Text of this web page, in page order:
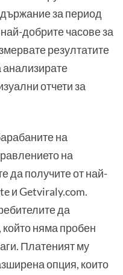
за период
добрите часове за
резултатите
анализирате
отчети за
на
на
да получите от най-
и Getviraly.com.
да
който няма пробен
Платеният му
опция, които